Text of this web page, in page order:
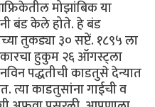
मोझांबिक या
बंड केले होते. हे बंड
तुकड्या ३० सप्टें. १८९५ ला
हुकुम २६ ऑगस्ट्ला
पद्धतीची काडतुसे देन्यात
त्या काडतुसांना गाईची व